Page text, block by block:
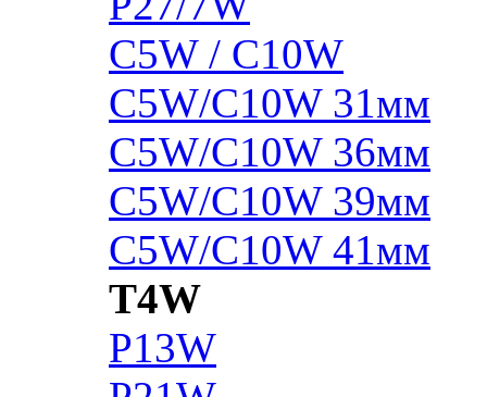
C5W / C10W
C5W/C10W 31мм
C5W/C10W 36мм
C5W/C10W 39мм
C5W/C10W 41мм
T4W
P13W